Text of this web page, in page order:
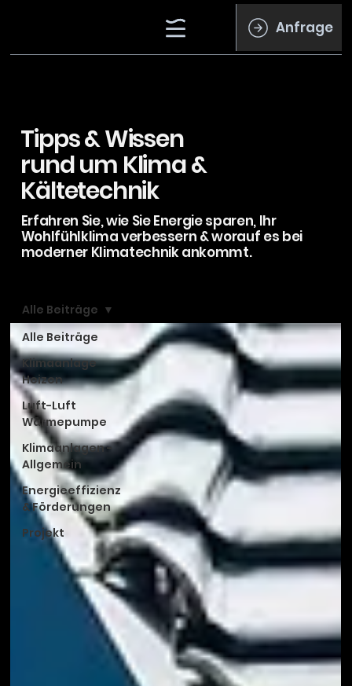
Anfrage
Tipps & Wissen
rund um Klima &
Kältetechnik
Erfahren Sie, wie Sie Energie sparen, Ihr
Wohlfühlklima verbessern & worauf es bei
moderner Klimatechnik ankommt.
Alle Beiträge
Klimaanlage
Heizen
Luft-Luft
Wärmepumpe
Klimaanlagen -
Allgemein
Energieeffizienz
& Förderungen
Projekt
Alle Beiträge